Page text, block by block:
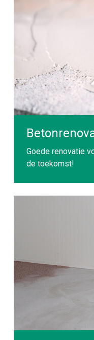
Goede renovatie
de toekomst!